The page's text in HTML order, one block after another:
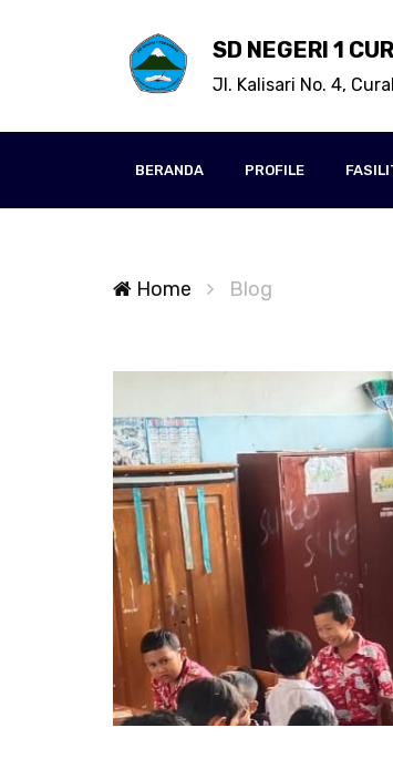
SD NEGERI 1
Jl. Kalisari No. 4,
BERANDA PROFILE
Home Blog